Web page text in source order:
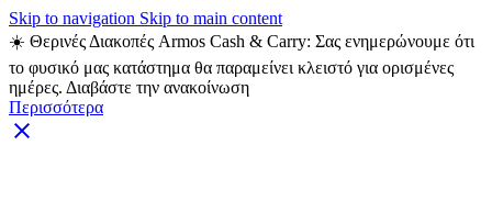
Skip to navigation Skip to main content
☀️ Θερινές Διακοπές Armos Cash & Carry: Σας ενημερώνουμε ότι
το φυσικό μας κατάστημα θα παραμείνει κλειστό για ορισμένες
ημέρες. Διαβάστε την ανακοίνωση
Περισσότερα